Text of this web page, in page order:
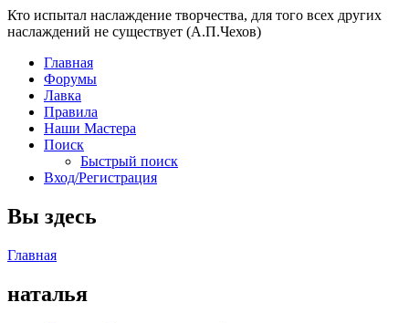
Кто испытал наслаждение творчества, для того всех других
наслаждений не существует (А.П.Чехов)
Главная
Форумы
Лавка
Правила
Наши Мастера
Поиск
Быстрый поиск
Вход/Регистрация
Вы здесь
Главная
наталья